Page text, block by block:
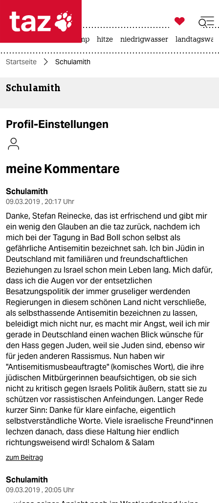
 taz zahl ich
taz zahl ich
themen
kultur
sport
berlin
nord
wahrheit
verlag
verlag
veranstaltungen
shop
fragen & hilfe
unterstützen
abo
genossenschaft
epaper login

taz zahl ich
usa unter trump hitze niedrigwasser
Startseite Schulamith
Schulamith
Profil-Einstellungen
meine Kommentare
Schulamith
09.03.2019 , 20:17 Uhr
Danke, Stefan Reinecke, das ist erfrischend und gibt mir
ein wenig den Glauben an die taz zurück, nachdem ich
mich bei der Tagung in Bad Boll schon selbst als
gefährliche Antisemitin bezeichnet sah. Ich bin Jüdin in
Deutschland mit familiären und freundschaftlichen
Beziehungen zu Israel schon mein Leben lang. Mich dafür,
dass ich die Augen vor der entsetzlichen
Besatzungspolitik der immer gruseliger werdenden
Regierungen in diesem schönen Land nicht verschließe,
als selbsthassende Antisemitin bezeichnen zu lassen,
beleidigt mich nicht nur, es macht mir Angst, weil ich mir
gerade in Deutschland einen wachen Blick wünsche für
den Hass gegen Juden, weil sie Juden sind, ebenso wir
für jeden anderen Rassismus. Nun haben wir
"Antisemitismusbeauftragte" (komisches Wort), die ihre
jüdischen Mitbürgerinnen beaufsichtigen, ob sie sich
nicht zu kritisch gegen Israels Politik äußern, statt sie zu
schützen vor rassistischen Anfeindungen. Langer Rede
kurzer Sinn: Danke für klare einfache, eigentlich
selbstverständliche Worte. Viele israelische Freund*innen
lechzen danach, dass diese Haltung hier endlich
richtungsweisend wird! Schalom & Salam
zum Beitrag
Schulamith
09.03.2019 , 20:05 Uhr